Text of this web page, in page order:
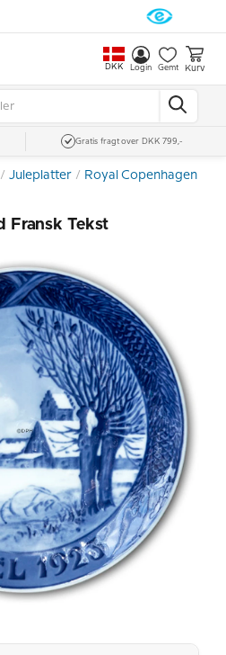
DKK Login Gemt Kurv
Gratis fragt over DKK 799,-
Juleplatter Royal Copenhagen
Fransk Tekst